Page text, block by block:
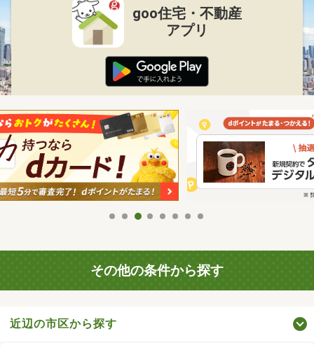
goo住宅・不動産
アプリ
その他の条件から探す
近辺の市区から探す